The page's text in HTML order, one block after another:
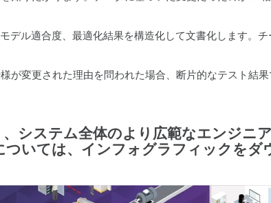
デル適合度、最適化結果を構造化して文書化します。
が変更された理由を問われた場合、断片的なテスト結
システム全体のより広範なエンジニ
いては、インフォグラフィックをダ